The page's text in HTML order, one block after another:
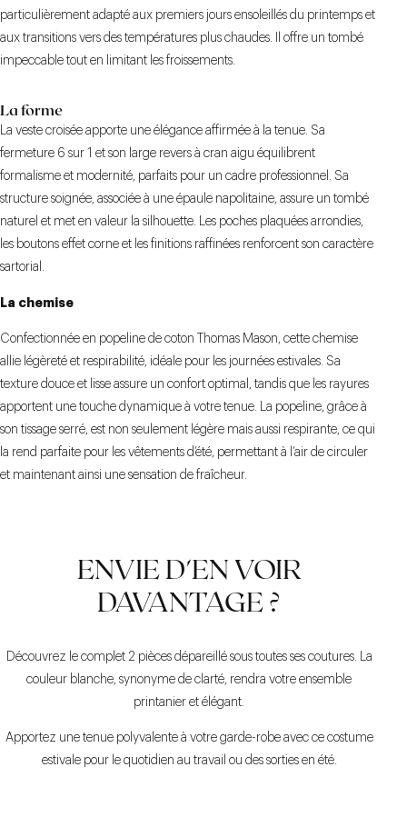
particulièrement adapté aux premiers jours ensoleillés du printemps et
aux transitions vers des températures plus chaudes. Il offre un tombé
impeccable tout en limitant les froissements.
La forme
La veste croisée apporte une élégance affirmée à la tenue. Sa
fermeture 6 sur 1 et son large revers à cran aigu équilibrent
formalisme et modernité, parfaits pour un cadre professionnel. Sa
structure soignée, associée à une épaule napolitaine, assure un tombé
naturel et met en valeur la silhouette. Les poches plaquées arrondies,
les boutons effet corne et les finitions raffinées renforcent son caractère
sartorial.
La chemise
Confectionnée en popeline de coton Thomas Mason, cette chemise
allie légèreté et respirabilité, idéale pour les journées estivales. Sa
texture douce et lisse assure un confort optimal, tandis que les rayures
apportent une touche dynamique à votre tenue. La popeline, grâce à
son tissage serré, est non seulement légère mais aussi respirante, ce qui
la rend parfaite pour les vêtements d’été, permettant à l’air de circuler
et maintenant ainsi une sensation de fraîcheur.
ENVIE D'EN VOIR
DAVANTAGE ?
Découvrez le complet 2 pièces dépareillé sous toutes ses coutures. La
couleur blanche, synonyme de clarté, rendra votre ensemble
printanier et élégant.
Apportez une tenue polyvalente à votre garde-robe avec ce costume
estivale pour le quotidien au travail ou des sorties en été.